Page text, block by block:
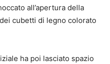
all’apertura della
cubetti di legno colorato
ha poi lasciato spazio